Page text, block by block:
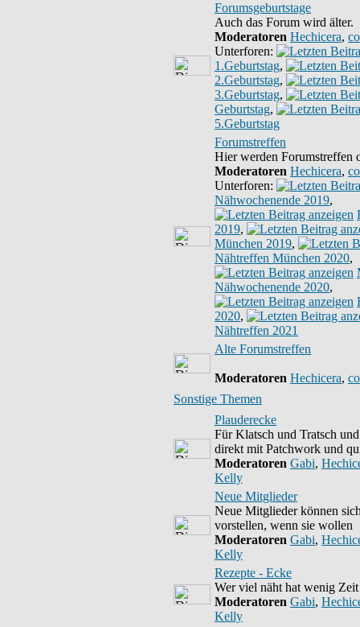
Forumsgeburtstage
Auch das Forum wird älter.
Moderatoren Hechicera,
Unterforen:
1.Geburtstag,
2.Geburtstag,
3.Geburtstag,
Geburtstag,
5.Geburtstag
Forumstreffen
Hier werden Forumstreffen
Moderatoren Hechicera,
Unterforen:
Nähwochenende 2019,
2019,
München 2019,
Nähtreffen München 2020,
Nähwochenende 2020,
2020,
Nähtreffen 2021
Alte Forumstreffen
Moderatoren Hechicera,
Sonstige Themen
Plauderecke
Für Klatsch und Tratsch
direkt mit Patchwork und
Moderatoren Gabi,
Kelly
Neue Mitglieder
Neue Mitglieder können
vorstellen, wenn sie wollen
Moderatoren Gabi,
Kelly
Rezepte - Ecke
Wer viel näht hat wenig
Moderatoren Gabi,
Kelly